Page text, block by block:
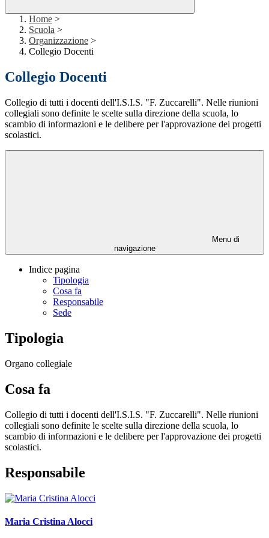
Home >
Scuola >
Organizzazione >
Collegio Docenti
Collegio Docenti
Collegio di tutti i docenti dell'I.S.I.S. "F. Zuccarelli". Nelle riunioni
collegiali sono definite le scelte sulla direzione della scuola, lo
scambio di informazioni e le delibere per l'approvazione dei progetti
scolastici.
Menu di
navigazione
Indice pagina
Tipologia
Cosa fa
Responsabile
Sede
Tipologia
Organo collegiale
Cosa fa
Collegio di tutti i docenti dell'I.S.I.S. "F. Zuccarelli". Nelle riunioni
collegiali sono definite le scelte sulla direzione della scuola, lo
scambio di informazioni e le delibere per l'approvazione dei progetti
scolastici.
Responsabile
Maria Cristina Alocci